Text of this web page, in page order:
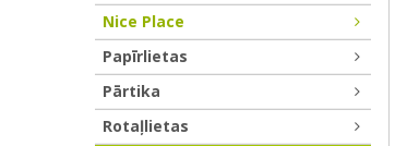
Nice Place
Papīrlietas
Pārtika
Rotaļlietas